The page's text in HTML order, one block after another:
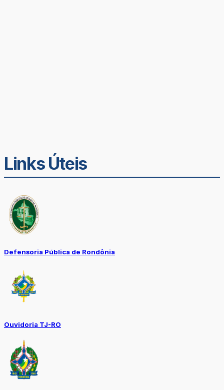
Links Úteis
Defensoria Pública de Rondônia
Ouvidoria TJ-RO